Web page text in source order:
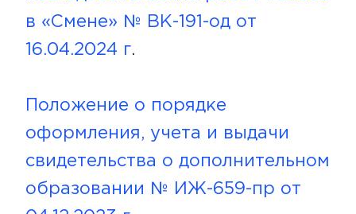
в «Смене» № ВК-191-од от
16.04.2024 г.
Положение о порядке
оформления, учета и выдачи
свидетельства о дополнительном
образовании № ИЖ-659-пр от